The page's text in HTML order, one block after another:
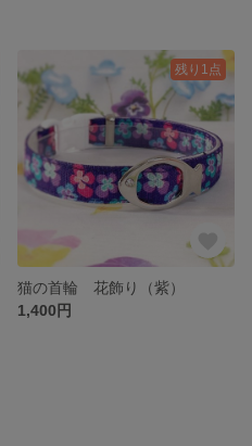
残り1点
猫の首輪 花飾り（紫）
1,400円